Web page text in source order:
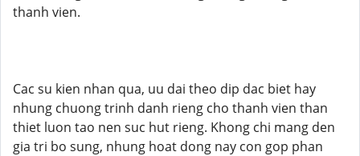
thanh vien.
Cac su kien nhan qua, uu dai theo dip dac biet hay
nhung chuong trinh danh rieng cho thanh vien than
thiet luon tao nen suc hut rieng. Khong chi mang den
gia tri bo sung, nhung hoat dong nay con gop phan